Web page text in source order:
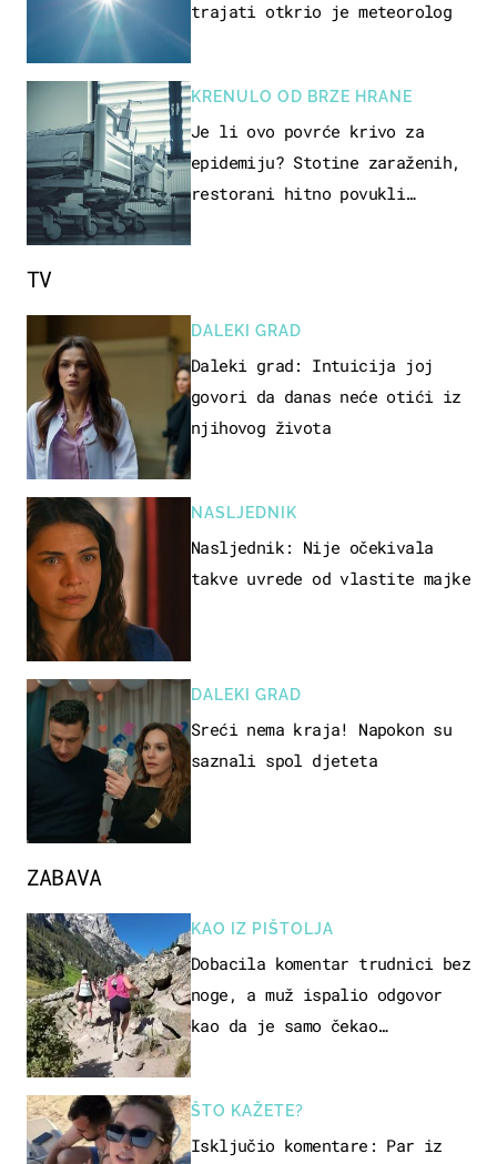
trajati otkrio je meteorolog
KRENULO OD BRZE HRANE
Je li ovo povrće krivo za
epidemiju? Stotine zaraženih,
restorani hitno povukli
ZABAVA
KAO IZ PIŠTOLJA
Dobacila komentar trudnici bez
noge, a muž ispalio odgovor
kao da je samo čekao…
ŠTO KAŽETE?
Isključio komentare: Par iz
TV
DALEKI GRAD
Daleki grad: Intuicija joj
govori da danas neće otići iz
njihovog života
NASLJEDNIK
Nasljednik: Nije očekivala
takve uvrede od vlastite majke
DALEKI GRAD
Sreći nema kraja! Napokon su
saznali spol djeteta